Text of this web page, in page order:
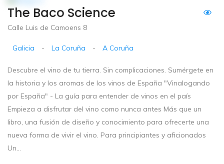
The Baco Science
Calle Luis de Camoens 8
Galicia - La Coruña - A Coruña
Descubre el vino de tu tierra. Sin complicaciones. Sumérgete en
la historia y los aromas de los vinos de España "Vinalogando
por España" - La guía para entender de vinos en el país
Empieza a disfrutar del vino como nunca antes Más que un
libro, una fusión de diseño y conocimiento para ofrecerte una
nueva forma de vivir el vino. Para principiantes y aficionados
Un...